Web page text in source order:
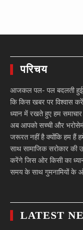
परिचय
आजकल पल- पल बदलती हुई
कि किस खबर पर विश्वास
ध्यान में रखते हुए हम
अब आपको सच्ची और
जरूरत नहीं है क्योंकि हम हैं
साथ सामाजिक सरोकार की
करेंगे जिस ओर किसी का
समय के साथ गुमनामियों के
LATEST